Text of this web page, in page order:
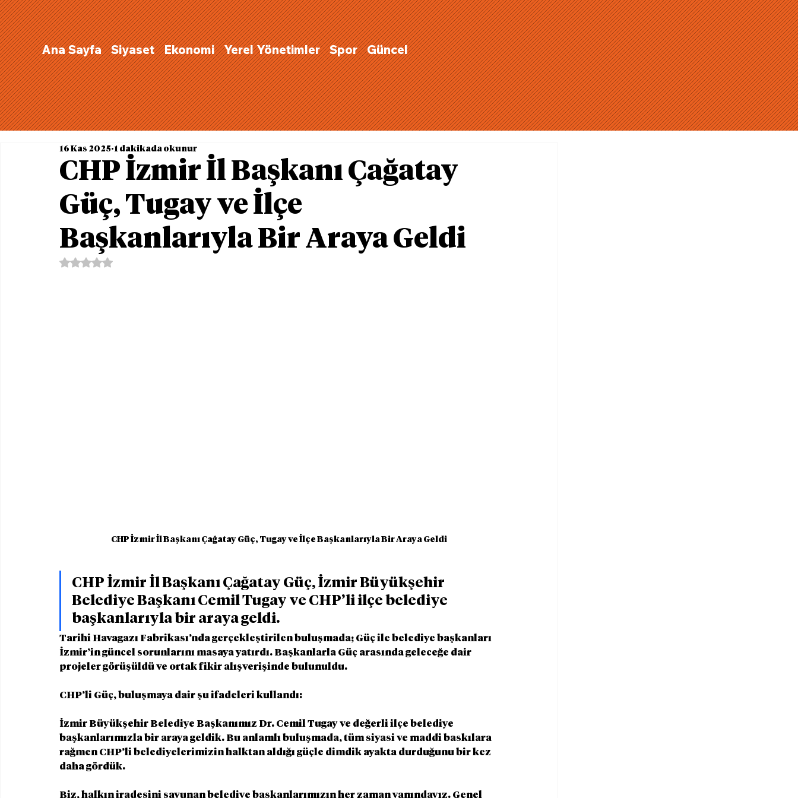
Ana Sayfa Siyaset Ekonomi Yerel Yönetimler Spor Güncel
CHP İzmir İl Başkanı Çağatay
Güç, Tugay ve İlçe
Başkanlarıyla Bir Araya Geldi
16 Kas 2025 1 dakikada okunur
5 üzerinden NaN yıldız
CHP İzmir İl Başkanı Çağatay Güç, Tugay ve İlçe Başkanlarıyla Bir Araya Geldi
CHP İzmir İl Başkanı Çağatay Güç, İzmir Büyükşehir
Belediye Başkanı Cemil Tugay ve CHP’li ilçe belediye
başkanlarıyla bir araya geldi.
Tarihi Havagazı Fabrikası’nda gerçekleştirilen buluşmada; Güç ile belediye başkanları
İzmir’in güncel sorunlarını masaya yatırdı. Başkanlarla Güç arasında geleceğe dair
projeler görüşüldü ve ortak fikir alışverişinde bulunuldu.
CHP’li Güç, buluşmaya dair şu ifadeleri kullandı:
İzmir Büyükşehir Belediye Başkanımız Dr. Cemil Tugay ve değerli ilçe belediye
başkanlarımızla bir araya geldik. Bu anlamlı buluşmada, tüm siyasi ve maddi baskılara
rağmen CHP’li belediyelerimizin halktan aldığı güçle dimdik ayakta durduğunu bir kez
daha gördük.
Biz, halkın iradesini savunan belediye başkanlarımızın her zaman yanındayız. Genel